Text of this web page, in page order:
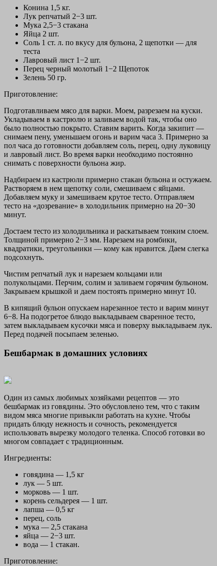
Конина 1,5 кг.
Лук репчатый 2−3 шт.
Мука 2,5−3 стакана
Яйца 2 шт.
Соль 1 ст. л. по вкусу для бульона, 2 щепотки — для
теста
Лавровый лист 1−2 шт.
Перец черный молотый 1−2 Щепоток
Зелень 50 гр.
Приготовление:
Подготавливаем мясо для варки. Моем, разрезаем на куски.
Укладываем в кастрюлю и заливаем водой так, чтобы оно
было полностью покрыто. Ставим варить. Когда закипит —
снимаем пену, уменьшаем огонь и варим часа 3. Примерно за
пол часа до готовности добавляем соль, перец, одну луковицу
и лавровый лист. Во время варки необходимо постоянно
снимать с поверхности бульона жир.
Надбираем из кастрюли примерно стакан бульона и остужаем.
Растворяем в нем щепотку соли, смешиваем с яйцами.
Добавляем муку и замешиваем крутое тесто. Отправляем
тесто на «дозревание» в холодильник примерно на 20−30
минут.
Достаем тесто из холодильника и раскатываем тонким слоем.
Толщиной примерно 2−3 мм. Нарезаем на ромбики,
квадратики, треугольники — кому как нравится. Даем слегка
подсохнуть.
Чистим репчатый лук и нарезаем кольцами или
полукольцами. Перчим, солим и заливаем горячим бульоном.
Закрываем крышкой и даем постоять примерно минут 10.
В кипящий бульон опускаем нарезанное тесто и варим минут
6−8. На подогретое блюдо выкладываем сваренное тесто,
затем выкладываем кусочки мяса и поверху выкладываем лук.
Перед подачей посыпаем зеленью.
Бешбармак в домашних условиях
Один из самых любимых хозяйками рецептов — это
бешбармак из говядины. Это обусловлено тем, что с таким
видом мяса многие привыкли работать на кухне. Чтобы
придать блюду нежность и сочность, рекомендуется
использовать вырезку молодого теленка. Способ готовки во
многом совпадает с традиционным.
Ингредиенты:
говядина — 1,5 кг
лук — 5 шт.
морковь — 1 шт.
корень сельдерея — 1 шт.
лапша — 0,5 кг
перец, соль
мука — 2,5 стакана
яйца — 2−3 шт.
вода — 1 стакан.
Приготовление: